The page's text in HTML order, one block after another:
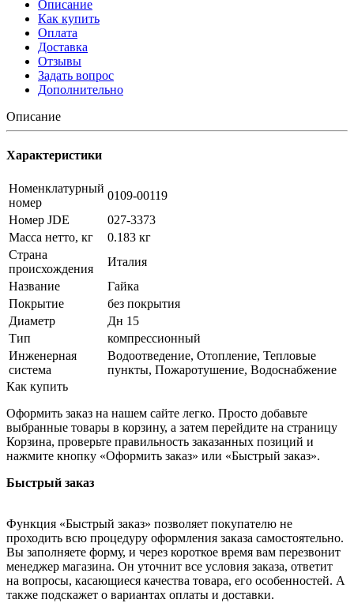
Описание
Как купить
Оплата
Доставка
Отзывы
Задать вопрос
Дополнительно
Описание
Характеристики
Номенклатурный
номер
0109-00119
Номер JDE
027-3373
Масса нетто, кг
0.183 кг
Страна
происхождения
Италия
Название
Гайка
Покрытие
без покрытия
Диаметр
Дн 15
Тип
компрессионный
Инженерная
система
Водоотведение, Отопление, Тепловые
пункты, Пожаротушение, Водоснабжение
Как купить
Оформить заказ на нашем сайте легко. Просто добавьте
выбранные товары в корзину, а затем перейдите на страницу
Корзина, проверьте правильность заказанных позиций и
нажмите кнопку «Оформить заказ» или «Быстрый заказ».
Быстрый заказ
Функция «Быстрый заказ» позволяет покупателю не
проходить всю процедуру оформления заказа самостоятельно.
Вы заполняете форму, и через короткое время вам перезвонит
менеджер магазина. Он уточнит все условия заказа, ответит
на вопросы, касающиеся качества товара, его особенностей. А
также подскажет о вариантах оплаты и доставки.